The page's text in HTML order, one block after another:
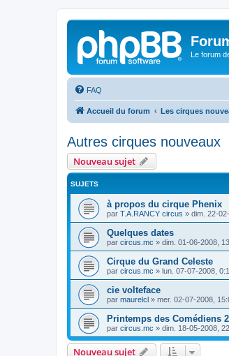
Le forum
FAQ
Accueil du forum Les cirques
Autres cirques nouveaux
Nouveau sujet
SUJETS
à propos du cirque Phenix
par T.A.RANCY circus » dim. 22-
Quelques dates
par circus.mc » dim. 01-06-2008,
Cirque du Grand Celeste
par circus.mc » lun. 07-07-2008,
cie volteface
par maurelcl » mer. 02-07-2008,
Printemps des Comédiens
par circus.mc » dim. 18-05-2008,
Nouveau sujet